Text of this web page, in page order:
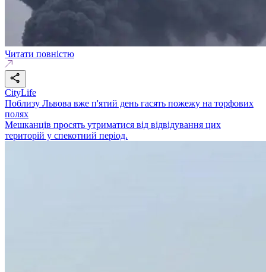
Читати повністю
CityLife
Поблизу Львова вже п'ятий день гасять пожежу на торфових
полях
Мешканців просять утриматися від відвідування цих
територій у спекотний період.